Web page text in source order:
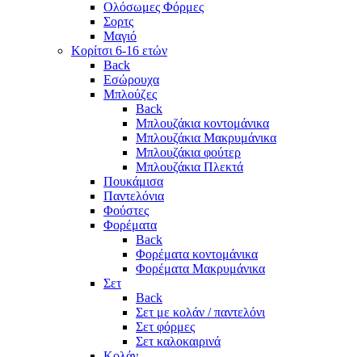
Ολόσωμες Φόρμες
Σορτς
Μαγιό
Κορίτσι 6-16 ετών
Back
Εσώρουχα
Μπλούζες
Back
Μπλουζάκια κοντομάνικα
Μπλουζάκια Μακρυμάνικα
Μπλουζάκια φούτερ
Μπλουζάκια Πλεκτά
Πουκάμισα
Παντελόνια
Φούστες
Φορέματα
Back
Φορέματα κοντομάνικα
Φορέματα Μακρυμάνικα
Σετ
Back
Σετ με κολάν / παντελόνι
Σετ φόρμες
Σετ καλοκαιρινά